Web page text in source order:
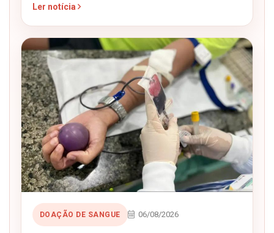
Ler notícia
DOAÇÃO DE SANGUE 06/08/2026